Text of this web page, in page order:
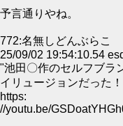
予言通りやね。
772:名無しどんぶらこ
25/09/02 19:54:10.54
"池田〇作のセルフブラ
イリュージョンだっ
https:
//youtu.be/